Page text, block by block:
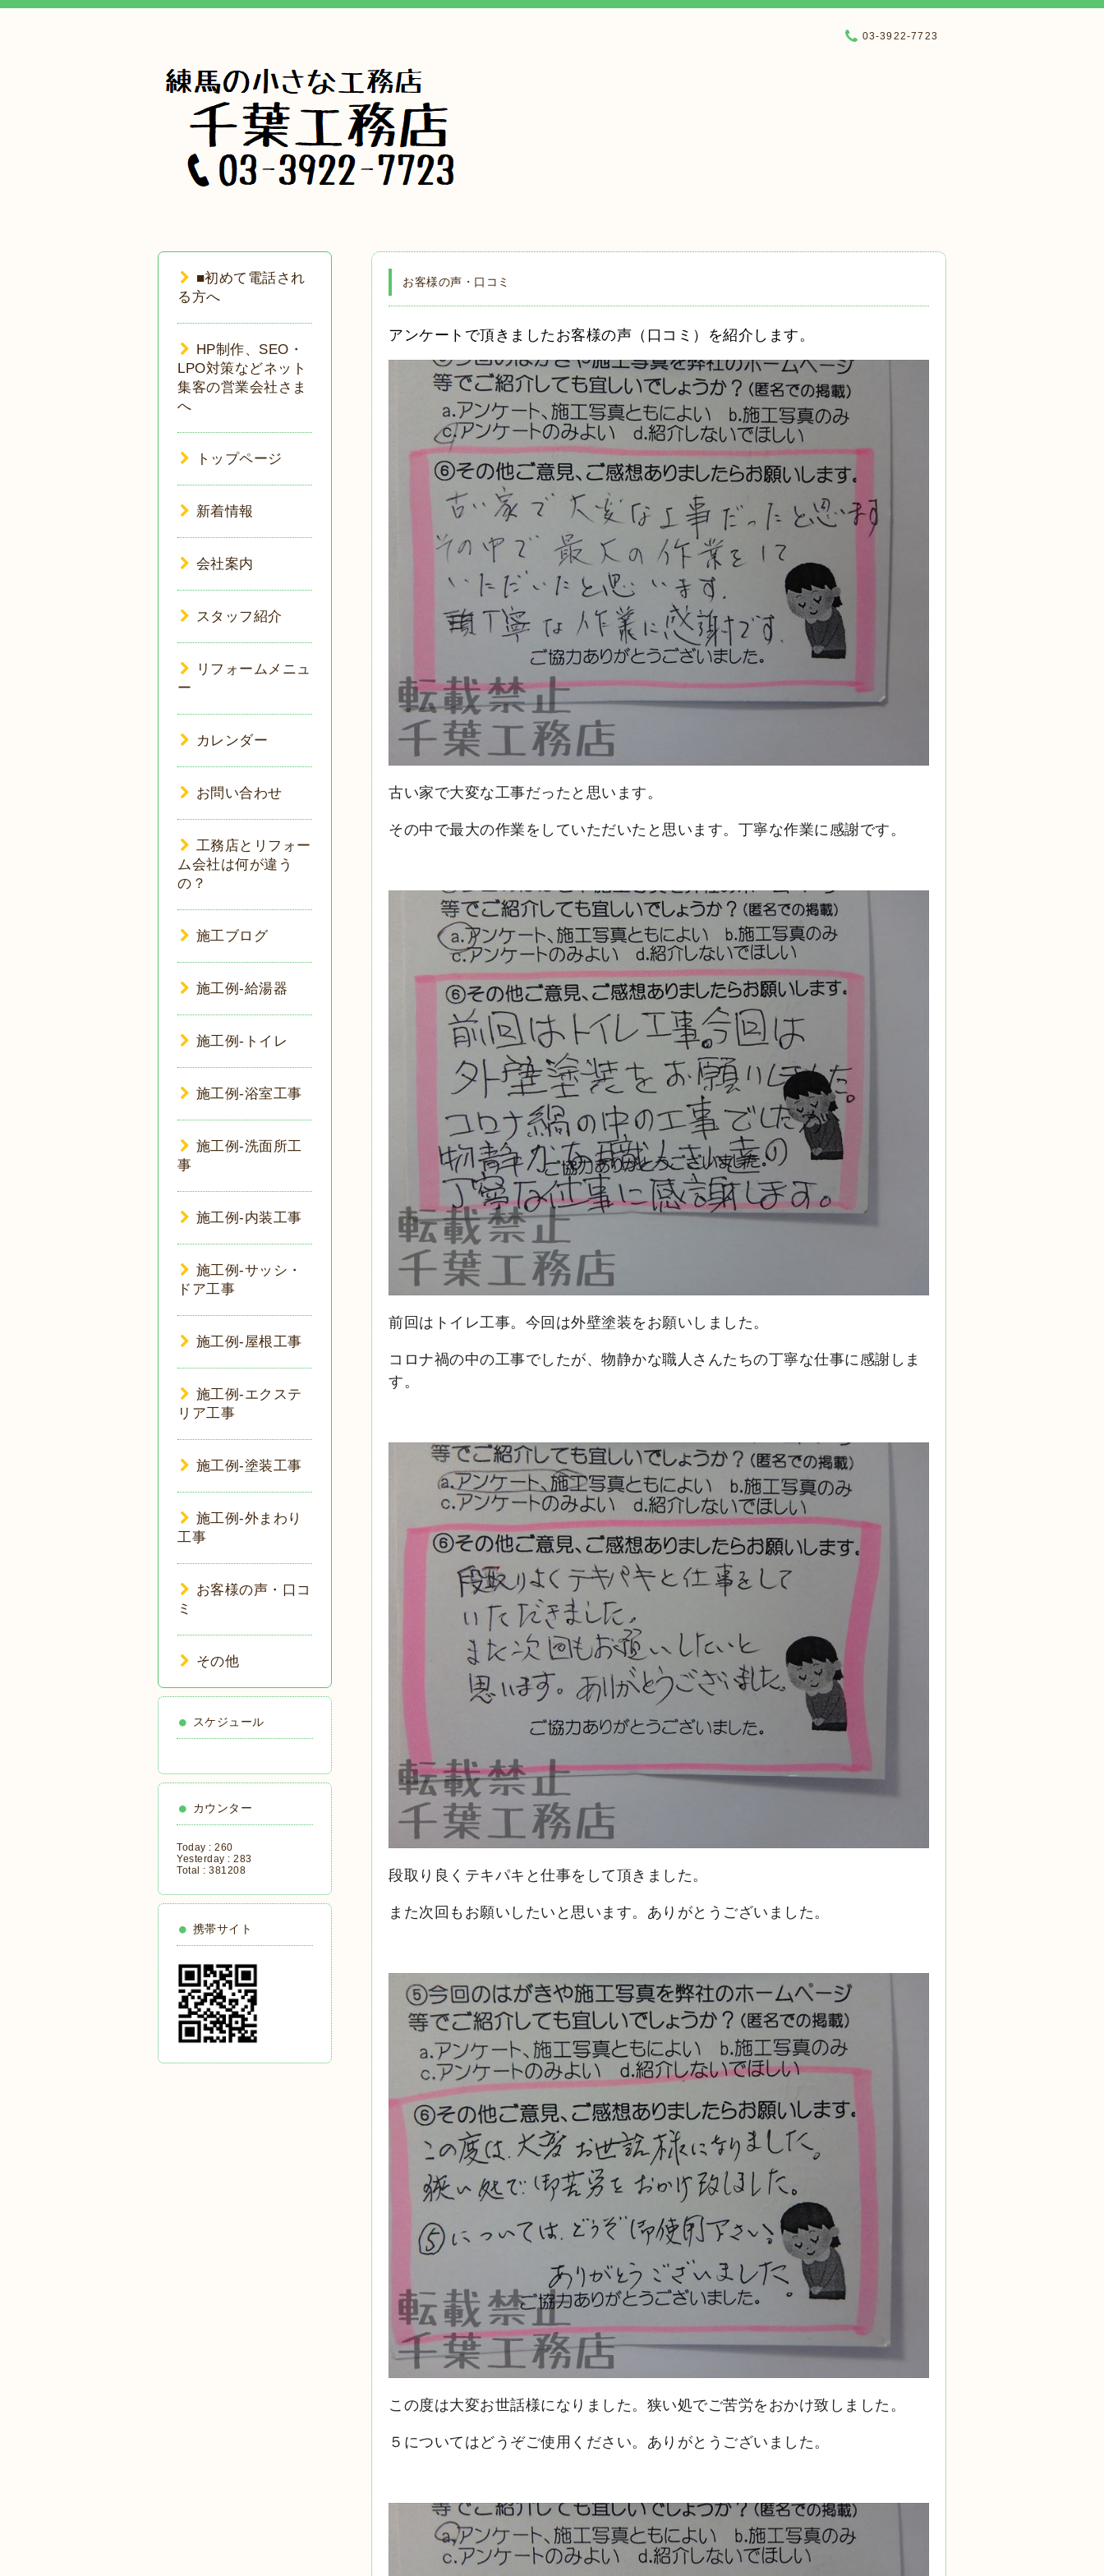
03-3922-7723
お客様の声・口コミ
アンケートで頂きましたお客様の声（口コミ）を紹介します。
古い家で大変な工事だったと思います。
その中で最大の作業をしていただいたと思います。丁寧な作業に感謝です。
前回はトイレ工事。今回は外壁塗装をお願いしました。
コロナ禍の中の工事でしたが、物静かな職人さんたちの丁寧な仕事に感謝しま
す。
段取り良くテキパキと仕事をして頂きました。
また次回もお願いしたいと思います。ありがとうございました。
この度は大変お世話様になりました。狭い処でご苦労をおかけ致しました。
５についてはどうぞご使用ください。ありがとうございました。
■初めて電話され
る方へ
HP制作、SEO・
LPO対策などネット
集客の営業会社さま
へ
トップページ
新着情報
会社案内
スタッフ紹介
リフォームメニュ
ー
カレンダー
お問い合わせ
工務店とリフォー
ム会社は何が違う
の？
施工ブログ
施工例-給湯器
施工例-トイレ
施工例-浴室工事
施工例-洗面所工
事
施工例-内装工事
施工例-サッシ・
ドア工事
施工例-屋根工事
施工例-エクステ
リア工事
施工例-塗装工事
施工例-外まわり
工事
お客様の声・口コ
ミ
その他
スケジュール
カウンター
Today : 260
Yesterday : 283
Total : 381208
携帯サイト